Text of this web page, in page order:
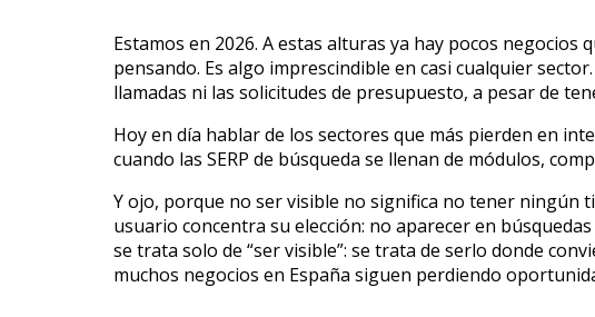
Estamos en 2026. A estas alturas ya hay pocos
pensando. Es algo imprescindible en casi cualquier
llamadas ni las solicitudes de presupuesto, a pesar de
Hoy en día hablar de los sectores que más pierden en
cuando las SERP de búsqueda se llenan de módulos,
Y ojo, porque no ser visible no significa no tener ningún
usuario concentra su elección: no aparecer en
se trata solo de “ser visible”: se trata de serlo donde
muchos negocios en España siguen perdiendo